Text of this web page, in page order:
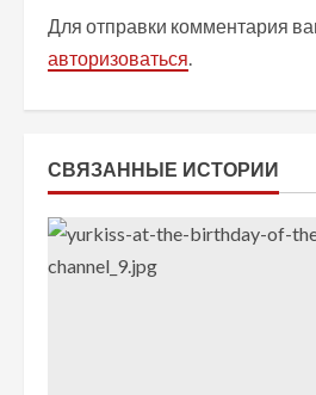
т
ь
т
е
н
Для отправки комментария
авторизоваться.
СВЯЗАННЫЕ ИСТОРИИ